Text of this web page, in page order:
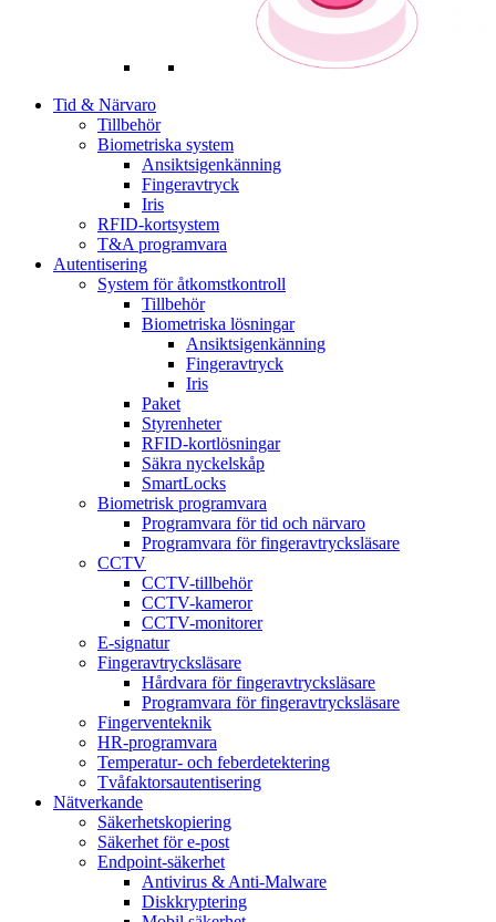
Tid & Närvaro
Tillbehör
Biometriska system
Ansiktsigenkänning
Fingeravtryck
Iris
RFID-kortsystem
T&A programvara
Autentisering
System för åtkomstkontroll
Tillbehör
Biometriska lösningar
Ansiktsigenkänning
Fingeravtryck
Iris
Paket
Styrenheter
RFID-kortlösningar
Säkra nyckelskåp
SmartLocks
Biometrisk programvara
Programvara för tid och närvaro
Programvara för fingeravtrycksläsare
CCTV
CCTV-tillbehör
CCTV-kameror
CCTV-monitorer
E-signatur
Fingeravtrycksläsare
Hårdvara för fingeravtrycksläsare
Programvara för fingeravtrycksläsare
Fingerventeknik
HR-programvara
Temperatur- och feberdetektering
Tvåfaktorsautentisering
Nätverkande
Säkerhetskopiering
Säkerhet för e-post
Endpoint-säkerhet
Antivirus & Anti-Malware
Diskkryptering